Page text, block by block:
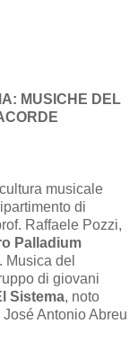
MUSICHE DEL
musicale
di
Raffaele Pozzi,
Palladium
. Musica del
di giovani
Sistema, noto
Antonio Abreu